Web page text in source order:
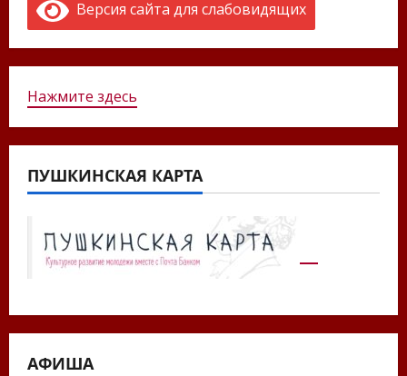
Версия сайта для слабовидящих
Нажмите здесь
ПУШКИНСКАЯ КАРТА
АФИША